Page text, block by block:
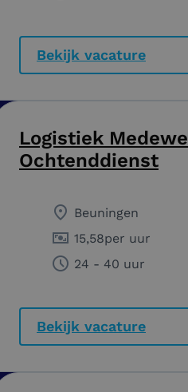
Bekijk vacature
Logistiek
Ochtenddienst
Beuningen
15,58per uur
24 - 40 uur
Bekijk vacature